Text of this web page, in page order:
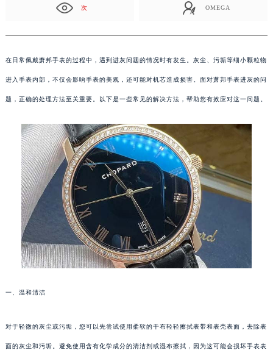
次 OMEGA
在日常佩戴萧邦手表的过程中，遇到进灰问题的情况时有发生。灰尘、污垢等细小颗粒物
进入手表内部，不仅会影响手表的美观，还可能对机芯造成损害。面对萧邦手表进灰的问
题，正确的处理方法至关重要。以下是一些常见的解决方法，帮助您有效应对这一问题。
一、温和清洁
对于轻微的灰尘或污垢，您可以先尝试使用柔软的干布轻轻擦拭表带和表壳表面，去除表
面的灰尘和污垢。避免使用含有化学成分的清洁剂或湿布擦拭，因为这可能会损坏手表表